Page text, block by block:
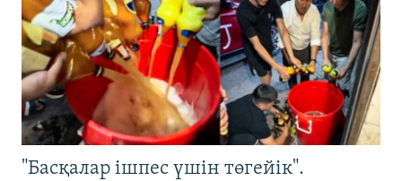
"Басқалар ішпес үшін төгейік".